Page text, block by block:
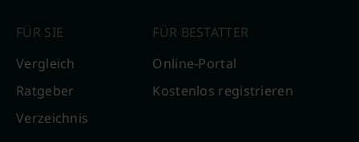
FÜR SIE
Vergleich
Ratgeber
Verzeichnis
FÜR BESTATTER
Online-Portal
Kostenlos registrieren